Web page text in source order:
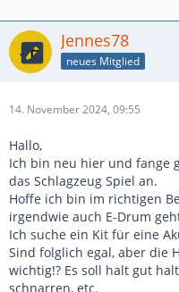
Jennes78
neues Mitglied
14. November 2024, 09:55
Hallo,
Ich bin neu hier und fange
das Schlagzeug Spiel an.
Hoffe ich bin im richtigen
irgendwie auch E-Drum
Ich suche ein Kit für eine
Sind folglich egal, aber die
wichtig!? Es soll halt gut
schnarren, etc.